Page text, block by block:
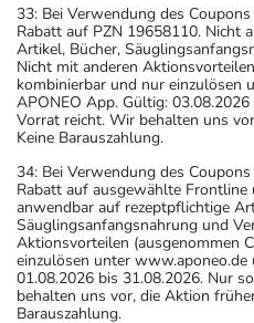
dem auf der Packung oder
angegebenen
sich auf den letzten Tag des
33: Bei Verwendung des
Rabatt auf PZN 19658110. Nicht
Artikel, Bücher,
Nicht mit anderen
kombinierbar und nur einzulösen
APONEO App. Gültig:
Vorrat reicht. Wir behalten uns
Keine Barauszahlung.
34: Bei Verwendung des
Rabatt auf ausgewählte
anwendbar auf rezeptpflichtige
Säuglingsanfangsnahrung und
Aktionsvorteilen (ausgenommen
einzulösen unter
01.08.2026 bis 31.08.2026. Nur
behalten uns vor, die Aktion
Barauszahlung.